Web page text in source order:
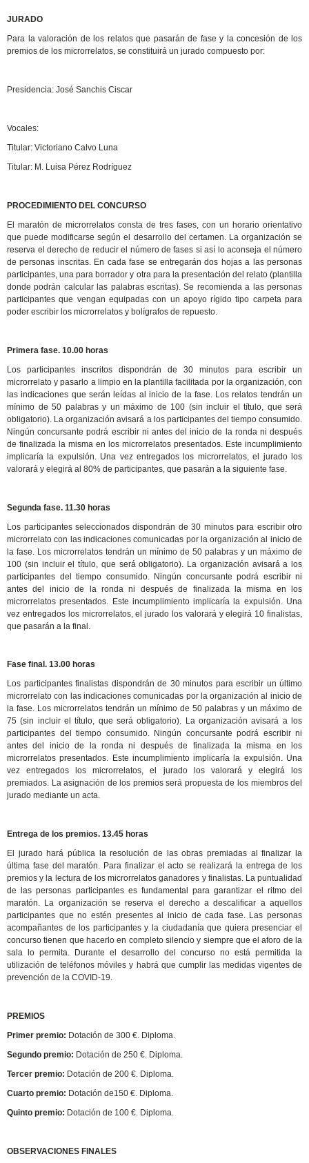
JURADO
Para la valoración de los relatos que pasarán de fase y la concesión de los
premios de los microrrelatos, se constituirá un jurado compuesto por:
Presidencia: José Sanchis Ciscar
Vocales:
Titular: Victoriano Calvo Luna
Titular: M. Luisa Pérez Rodríguez
PROCEDIMIENTO DEL CONCURSO
El maratón de microrrelatos consta de tres fases, con un horario orientativo
que puede modificarse según el desarrollo del certamen. La organización se
reserva el derecho de reducir el número de fases si así lo aconseja el número
de personas inscritas. En cada fase se entregarán dos hojas a las personas
participantes, una para borrador y otra para la presentación del relato (plantilla
donde podrán calcular las palabras escritas). Se recomienda a las personas
participantes que vengan equipadas con un apoyo rígido tipo carpeta para
poder escribir los microrrelatos y bolígrafos de repuesto.
Primera fase. 10.00 horas
Los participantes inscritos dispondrán de 30 minutos para escribir un
microrrelato y pasarlo a limpio en la plantilla facilitada por la organización, con
las indicaciones que serán leídas al inicio de la fase. Los relatos tendrán un
mínimo de 50 palabras y un máximo de 100 (sin incluir el título, que será
obligatorio). La organización avisará a los participantes del tiempo consumido.
Ningún concursante podrá escribir ni antes del inicio de la ronda ni después
de finalizada la misma en los microrrelatos presentados. Este incumplimiento
implicaría la expulsión. Una vez entregados los microrrelatos, el jurado los
valorará y elegirá al 80% de participantes, que pasarán a la siguiente fase.
Segunda fase. 11.30 horas
Los participantes seleccionados dispondrán de 30 minutos para escribir otro
microrrelato con las indicaciones comunicadas por la organización al inicio de
la fase. Los microrrelatos tendrán un mínimo de 50 palabras y un máximo de
100 (sin incluir el título, que será obligatorio). La organización avisará a los
participantes del tiempo consumido. Ningún concursante podrá escribir ni
antes del inicio de la ronda ni después de finalizada la misma en los
microrrelatos presentados. Este incumplimiento implicaría la expulsión. Una
vez entregados los microrrelatos, el jurado los valorará y elegirá 10 finalistas,
que pasarán a la final.
Fase final. 13.00 horas
Los participantes finalistas dispondrán de 30 minutos para escribir un último
microrrelato con las indicaciones comunicadas por la organización al inicio de
la fase. Los microrrelatos tendrán un mínimo de 50 palabras y un máximo de
75 (sin incluir el título, que será obligatorio). La organización avisará a los
participantes del tiempo consumido. Ningún concursante podrá escribir ni
antes del inicio de la ronda ni después de finalizada la misma en los
microrrelatos presentados. Este incumplimiento implicaría la expulsión. Una
vez entregados los microrrelatos, el jurado los valorará y elegirá los
premiados. La asignación de los premios será propuesta de los miembros del
jurado mediante un acta.
Entrega de los premios. 13.45 horas
El jurado hará pública la resolución de las obras premiadas al finalizar la
última fase del maratón. Para finalizar el acto se realizará la entrega de los
premios y la lectura de los microrrelatos ganadores y finalistas. La puntualidad
de las personas participantes es fundamental para garantizar el ritmo del
maratón. La organización se reserva el derecho a descalificar a aquellos
participantes que no estén presentes al inicio de cada fase. Las personas
acompañantes de los participantes y la ciudadanía que quiera presenciar el
concurso tienen que hacerlo en completo silencio y siempre que el aforo de la
sala lo permita. Durante el desarrollo del concurso no está permitida la
utilización de teléfonos móviles y habrá que cumplir las medidas vigentes de
prevención de la COVID-19.
PREMIOS
Primer premio: Dotación de 300 €. Diploma.
Segundo premio: Dotación de 250 €. Diploma.
Tercer premio: Dotación de 200 €. Diploma.
Cuarto premio: Dotación de150 €. Diploma.
Quinto premio: Dotación de 100 €. Diploma.
OBSERVACIONES FINALES